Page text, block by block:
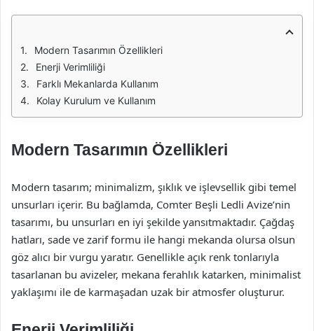
Modern Tasarımın Özellikleri
Enerji Verimliliği
Farklı Mekanlarda Kullanım
Kolay Kurulum ve Kullanım
Modern Tasarımın Özellikleri
Modern tasarım; minimalizm, şıklık ve işlevsellik gibi temel
unsurları içerir. Bu bağlamda, Comter Beşli Ledli Avize’nin
tasarımı, bu unsurları en iyi şekilde yansıtmaktadır. Çağdaş
hatları, sade ve zarif formu ile hangi mekanda olursa olsun
göz alıcı bir vurgu yaratır. Genellikle açık renk tonlarıyla
tasarlanan bu avizeler, mekana ferahlık katarken, minimalist
yaklaşımı ile de karmaşadan uzak bir atmosfer oluşturur.